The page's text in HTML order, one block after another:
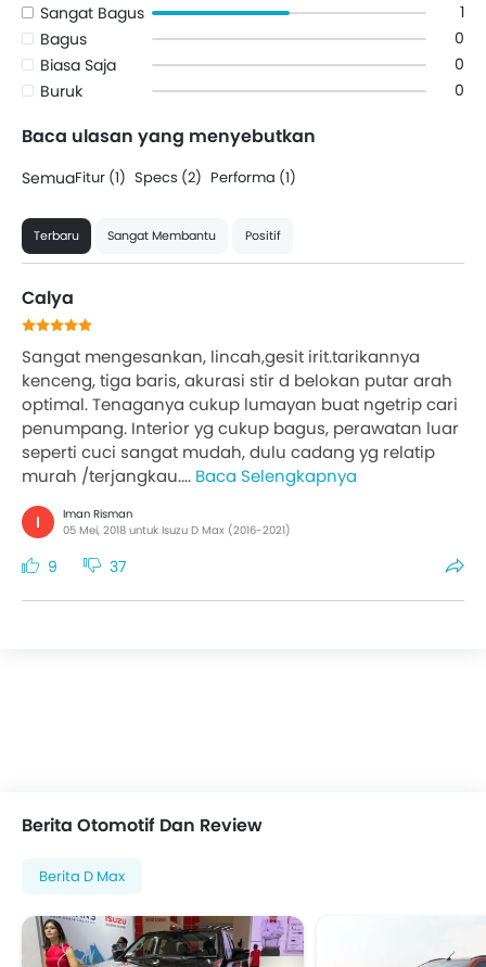
Sangat Bagus
1
Bagus
0
Biasa Saja
0
Buruk
0
Baca ulasan yang menyebutkan
SemuaFitur (1) Specs (2) Performa (1)
Terbaru Sangat Membantu Positif
Calya
Sangat mengesankan, lincah,gesit irit.tarikannya
kenceng, tiga baris, akurasi stir d belokan putar arah
optimal. Tenaganya cukup lumayan buat ngetrip cari
penumpang. Interior yg cukup bagus, perawatan luar
seperti cuci sangat mudah, dulu cadang yg relatip
murah /terjangkau.... Baca Selengkapnya
I
Iman Risman
05 Mei, 2018 untuk Isuzu D Max (2016-2021)
9 37
Berita Otomotif Dan Review
Berita D Max